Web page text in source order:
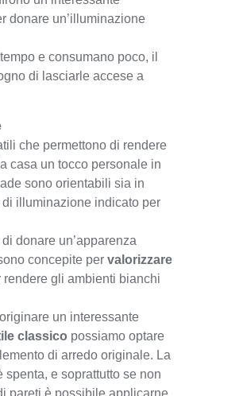
donare un’illuminazione
e consumano poco, il
di lasciarle accese a
che permettono di rendere
casa un tocco personale in
sono orientabili sia in
illuminazione indicato per
donare un’apparenza
concepite per valorizzare
gli ambienti bianchi
un interessante
classico possiamo optare
di arredo originale. La
e soprattutto se non
pareti è possibile applicarne